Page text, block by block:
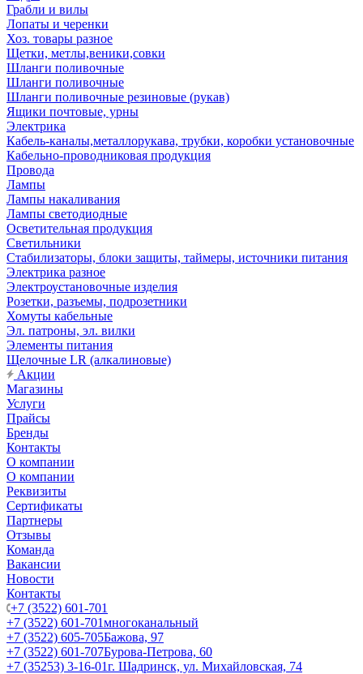
Грабли и вилы
Лопаты и черенки
Хоз. товары разное
Щетки, метлы,веники,совки
Шланги поливочные
Шланги поливочные
Шланги поливочные резиновые (рукав)
Ящики почтовые, урны
Электрика
Кабель-каналы,металлорукава, трубки, коробки установочные
Кабельно-проводниковая продукция
Провода
Лампы
Лампы накаливания
Лампы светодиодные
Осветительная продукция
Светильники
Стабилизаторы, блоки защиты, таймеры, источники питания
Электрика разное
Электроустановочные изделия
Розетки, разъемы, подрозетники
Хомуты кабельные
Эл. патроны, эл. вилки
Элементы питания
Щелочные LR (алкалиновые)
Акции
Магазины
Услуги
Прайсы
Бренды
Контакты
О компании
О компании
Реквизиты
Сертификаты
Партнеры
Отзывы
Команда
Вакансии
Новости
Контакты
+7 (3522) 601-701
+7 (3522) 601-701многоканальный
+7 (3522) 605-705Бажова, 97
+7 (3522) 601-707Бурова-Петрова, 60
+7 (35253) 3-16-01г. Шадринск, ул. Михайловская, 74